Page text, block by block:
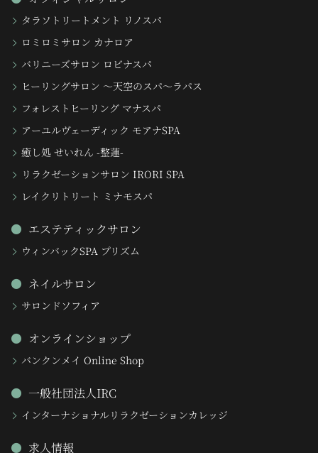
タラソトリートメント リノスパ
ロミロミサロン カナロア
バリニーズサロン ロビナスパ
ヒーリングサロン 〜天空のスパ〜ラパス
フォレストヒーリング マナスパ
アーユルヴェーディック モアナSPA
癒し処 せいれん -整蓮-
リラクゼーションサロン IRORI SPA
レイクリトリート ミナモスパ
エステティックサロン
ウィンバックSPA プリズム
ネイルサロン
サロンドソフィア
オンラインショップ
バンクンメイ Online Shop
一般社団法人IRC
インターナショナルリラクゼーションカレッジ
求人情報